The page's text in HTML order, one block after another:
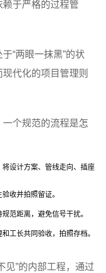
于严格的过程管
“两眼一抹黑”的状
代化的项目管理则
个规范的流程是怎
设计方案、管线走向、插座
收并拍照留证。
范距离，避免信号干扰。
工长共同验收，拍照存档。
见”的内部工程，通过